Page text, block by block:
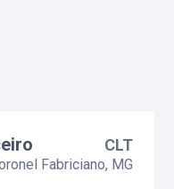
CLT
Fabriciano, MG